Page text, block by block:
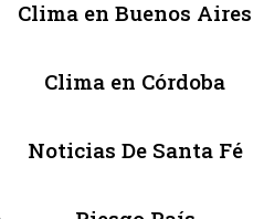
Clima en Buenos Aires
Clima en Córdoba
Noticias De Santa Fé